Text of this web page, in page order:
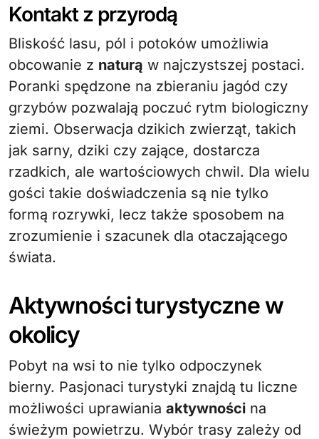
Kontakt z przyrodą
Bliskość lasu, pól i potoków umożliwia
obcowanie z naturą w najczystszej postaci.
Poranki spędzone na zbieraniu jagód czy
grzybów pozwalają poczuć rytm biologiczny
ziemi. Obserwacja dzikich zwierząt, takich
jak sarny, dziki czy zające, dostarcza
rzadkich, ale wartościowych chwil. Dla wielu
gości takie doświadczenia są nie tylko
formą rozrywki, lecz także sposobem na
zrozumienie i szacunek dla otaczającego
świata.
Aktywności turystyczne w
okolicy
Pobyt na wsi to nie tylko odpoczynek
bierny. Pasjonaci turystyki znajdą tu liczne
możliwości uprawiania aktywności na
świeżym powietrzu. Wybór trasy zależy od